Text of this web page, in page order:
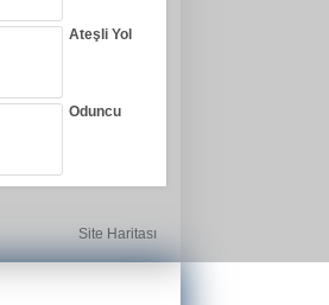
Ateşli Yol
Oduncu
Site Haritası